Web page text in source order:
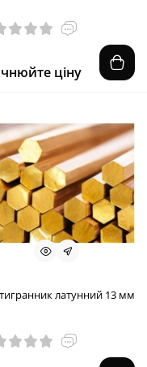
ціну
латунний 13 мм